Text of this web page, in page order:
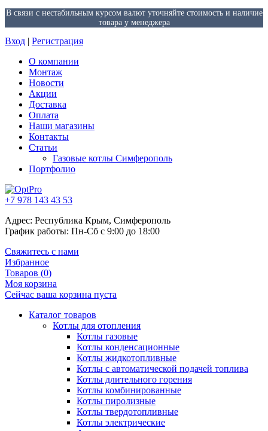
В связи с нестабильным курсом валют уточняйте стоимость и наличие
товара у менеджера
Вход | Регистрация
О компании
Монтаж
Новости
Акции
Доставка
Оплата
Наши магазины
Контакты
Статьи
Газовые котлы Симферополь
Портфолио
+7 978 143 43 53
Адрес: Республика Крым, Симферополь
График работы: Пн-Сб с 9:00 до 18:00
Свяжитесь с нами
Избранное
Товаров (0)
Моя корзина
Сейчас ваша корзина пуста
Каталог товаров
Котлы для отопления
Котлы газовые
Котлы конденсационные
Котлы жидкотопливные
Котлы с автоматической подачей топлива
Котлы длительного горения
Котлы комбинированные
Котлы пиролизные
Котлы твердотопливные
Котлы электрические